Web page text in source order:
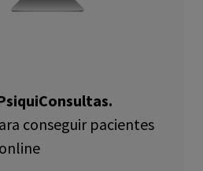
conseguir pacientes
online